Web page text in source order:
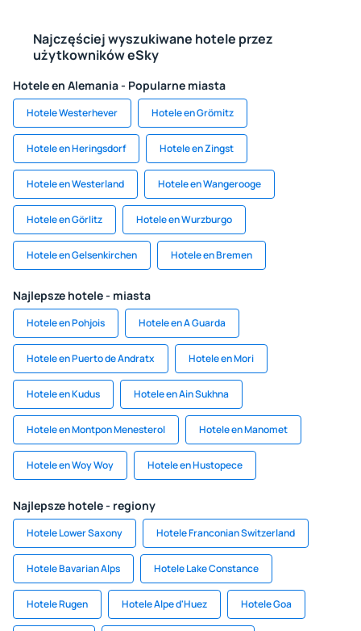
Najczęściej wyszukiwane hotele przez
użytkowników eSky
Hotele en Alemania - Popularne miasta
Hotele Westerhever Hotele en Grömitz
Hotele en Heringsdorf Hotele en Zingst
Hotele en Westerland Hotele en Wangerooge
Hotele en Görlitz Hotele en Wurzburgo
Hotele en Gelsenkirchen Hotele en Bremen
Najlepsze hotele - miasta
Hotele en Pohjois Hotele en A Guarda
Hotele en Puerto de Andratx Hotele en Mori
Hotele en Kudus Hotele en Ain Sukhna
Hotele en Montpon Menesterol Hotele en Manomet
Hotele en Woy Woy Hotele en Hustopece
Najlepsze hotele - regiony
Hotele Lower Saxony Hotele Franconian Switzerland
Hotele Bavarian Alps Hotele Lake Constance
Hotele Rugen Hotele Alpe d'Huez Hotele Goa